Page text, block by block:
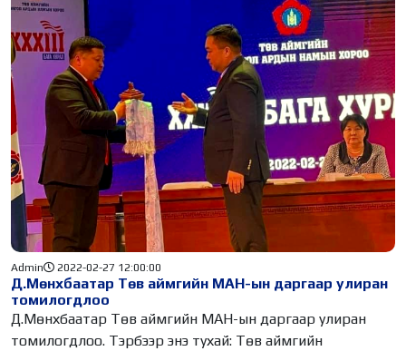
Д.Мөнхбаатар Төв аймгийн МАН-ын даргаар улиран
томилогдлоо
Admin 2022-02-27 12:00:00
Д.Мөнхбаатар Төв аймгийн МАН-ын даргаар улиран
томилогдлоо. Тэрбээр энэ тухай: Төв аймгийн